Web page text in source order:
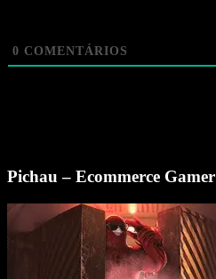
0 COMENTÁRIOS
Pichau – Ecommerce Gamer